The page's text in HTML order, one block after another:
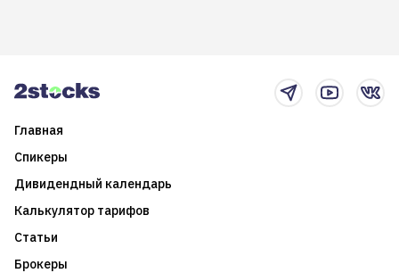
Главная
Спикеры
Дивидендный календарь
Калькулятор тарифов
Статьи
Брокеры